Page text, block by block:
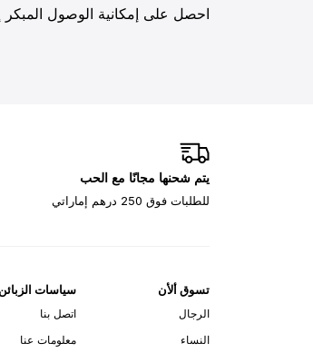
احصل على إمكانية الوصول المبكر
يتم شحنها مجانًا مع الحب
للطلبات فوق 250 درهم إماراتي
تسوق ألأن
الرجال
النساء
سياسات الزبائن
اتصل بنا
معلومات عنا